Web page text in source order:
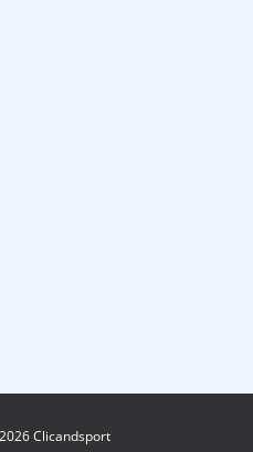
Clicandsport